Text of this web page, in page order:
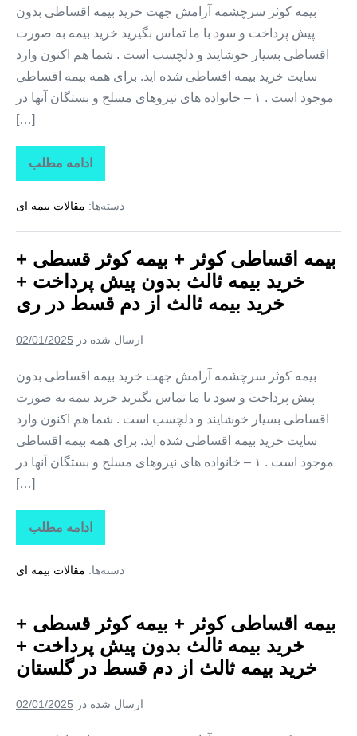
بیمه
ثالث
از
دم
قسط
در
رباط
کریم
بیمه کوثر سرچشمه آرامش جهت خرید بیمه اقساطی بدون
پیش پرداخت و سود با ما تماس بگیرید خرید بیمه به صورت
اقساطی بسیار خوشایند و دلچسب است . شما هم اکنون وارد
سایت خرید بیمه اقساطی شده اید. برای همه بیمه اقساطی
موجود است . ۱ – خانواده های نیروهای مسلح و بستگان آنها در
[…]
ادامه مطلب
بیمه
اقساطی
+
کوثر
+
خرید
بیمه
بدون
پرداخت
+
بیمه
ثالث
از
دم
قسط
در
اندیشه
دسته‌ها: مقالات بیمه ای
بیمه اقساطی کوثر + بیمه کوثر قسطی +
خرید بیمه ثالث بدون پیش پرداخت +
خرید بیمه ثالث از دم قسط در ری
ارسال شده در 02/01/2025
بیمه کوثر سرچشمه آرامش جهت خرید بیمه اقساطی بدون
پیش پرداخت و سود با ما تماس بگیرید خرید بیمه به صورت
اقساطی بسیار خوشایند و دلچسب است . شما هم اکنون وارد
سایت خرید بیمه اقساطی شده اید. برای همه بیمه اقساطی
موجود است . ۱ – خانواده های نیروهای مسلح و بستگان آنها در
[…]
ادامه مطلب
بیمه
اقساطی
+
کوثر
+
خرید
بیمه
ثالث
بدون
پرداخت
+
دسته‌ها: مقالات بیمه ای
بیمه اقساطی کوثر + بیمه کوثر قسطی +
خرید بیمه ثالث بدون پیش پرداخت +
خرید بیمه ثالث از دم قسط در گلستان
ارسال شده در 02/01/2025